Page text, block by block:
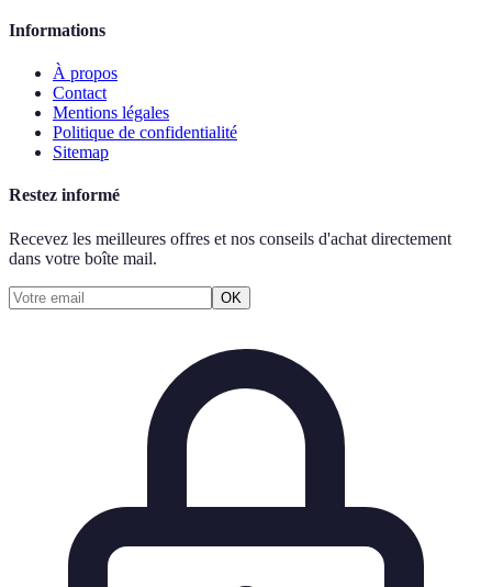
Informations
À propos
Contact
Mentions légales
Politique de confidentialité
Sitemap
Restez informé
Recevez les meilleures offres et nos conseils d'achat directement
dans votre boîte mail.
OK